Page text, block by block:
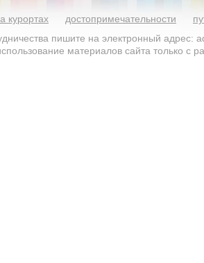
курортах достопримечательности
пишите на электронный адрес:
материалов сайта только с